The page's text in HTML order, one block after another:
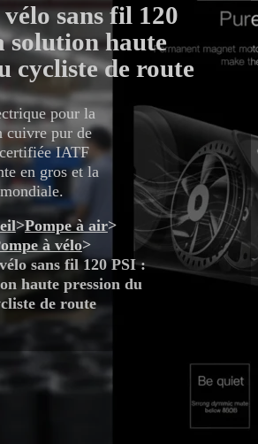
sans fil 120
solution haute
cycliste de route
pour la
cuivre pur de
IATF
en gros et la
>Pompe à air>
à vélo>
sans fil 120 PSI :
haute pression du
de route